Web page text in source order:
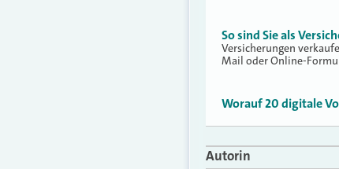
So sind Sie als
Versicherungen
Mail oder Online-
Worauf 20 digitale
Autorin